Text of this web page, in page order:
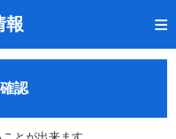
報
認